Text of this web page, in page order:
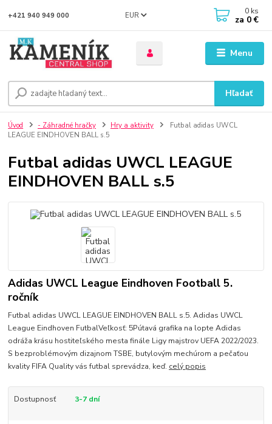
Menu
EUR
Hľadať
+421 940 949 000 0 ks
za 0 €
Úvod - Záhradné hračky Hry a aktivity
Futbal adidas UWCL
LEAGUE EINDHOVEN BALL s.5
Futbal adidas UWCL LEAGUE
EINDHOVEN BALL s.5
Adidas UWCL League Eindhoven Football 5.
ročník
Futbal adidas UWCL LEAGUE EINDHOVEN BALL s.5. Adidas UWCL
League Eindhoven FutbalVeľkosť: 5Pútavá grafika na lopte Adidas
odráža krásu hostiteľského mesta finále Ligy majstrov UEFA 2022/2023.
S bezproblémovým dizajnom TSBE, butylovým mechúrom a pečaťou
kvality FIFA Quality vás futbal sprevádza, keď. celý popis
Dostupnosť 3-7 dní